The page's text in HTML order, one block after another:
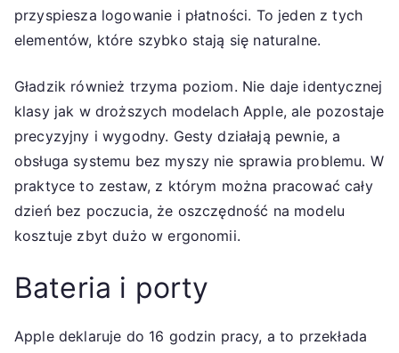
przyspiesza logowanie i płatności. To jeden z tych
elementów, które szybko stają się naturalne.
Gładzik również trzyma poziom. Nie daje identycznej
klasy jak w droższych modelach Apple, ale pozostaje
precyzyjny i wygodny. Gesty działają pewnie, a
obsługa systemu bez myszy nie sprawia problemu. W
praktyce to zestaw, z którym można pracować cały
dzień bez poczucia, że oszczędność na modelu
kosztuje zbyt dużo w ergonomii.
Bateria i porty
Apple deklaruje do 16 godzin pracy, a to przekłada